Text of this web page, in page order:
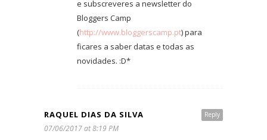
e subscreveres a newsletter do
Bloggers Camp
(http://www.bloggerscamp.pt) para
ficares a saber datas e todas as
novidades. :D*
Reply
RAQUEL DIAS DA SILVA
07/06/2017 at 8:19 PM